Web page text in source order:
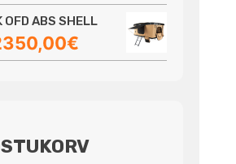
on:
3690,00€.
OFD ABS SHELL
€Praegune
hind